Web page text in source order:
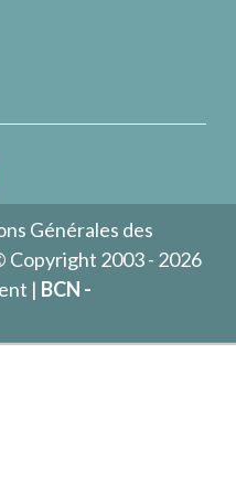
Générales des
Copyright 2003 - 2026
| BCN -